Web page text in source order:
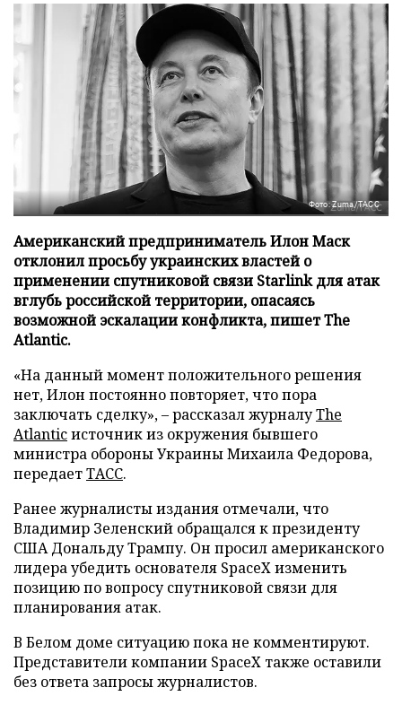
Фото: Zuma/ТАСС
Американский предприниматель Илон Маск
отклонил просьбу украинских властей о
применении спутниковой связи Starlink для атак
вглубь российской территории, опасаясь
возможной эскалации конфликта, пишет The
Atlantic.
«На данный момент положительного решения
нет, Илон постоянно повторяет, что пора
заключать сделку», – рассказал журналуThe
Atlanticисточник из окружения бывшего
министра обороны Украины Михаила Федорова,
передаетТАСС.
Ранее журналисты издания отмечали, что
Владимир Зеленский обращался к президенту
США Дональду Трампу. Он просил американского
лидера убедить основателя SpaceX изменить
позицию по вопросу спутниковой связи для
планирования атак.
В Белом доме ситуацию пока не комментируют.
Представители компании SpaceX также оставили
без ответа запросы журналистов.